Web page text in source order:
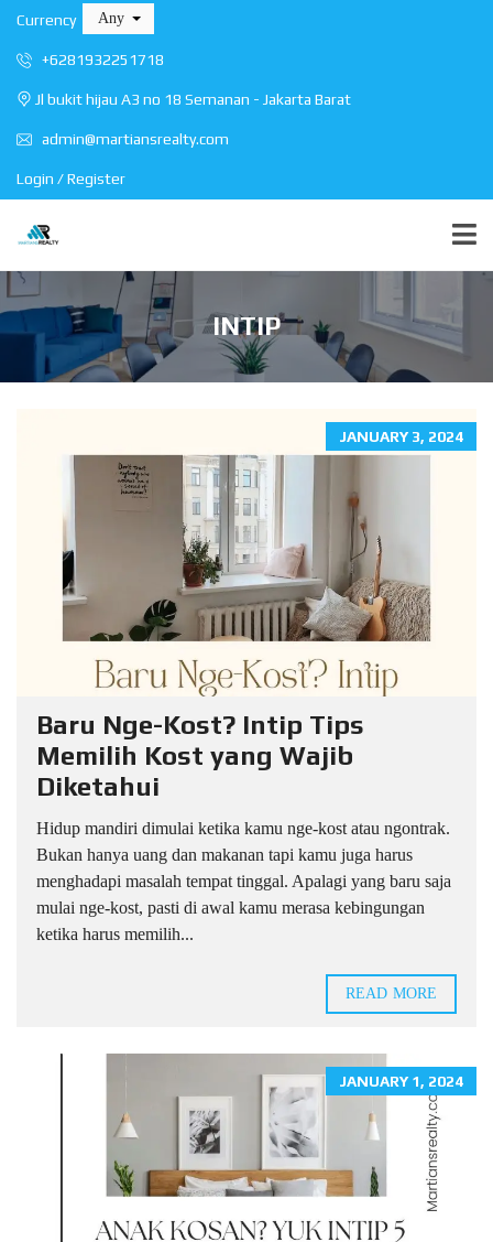
Currency Any
+6281932251718
Jl bukit hijau A3 no 18 Semanan - Jakarta Barat
admin@martiansrealty.com
Login / Register
INTIP
JANUARY 3, 2024
Baru Nge-Kost? Intip Tips
Memilih Kost yang Wajib
Diketahui
Hidup mandiri dimulai ketika kamu nge-kost atau ngontrak.
Bukan hanya uang dan makanan tapi kamu juga harus
menghadapi masalah tempat tinggal. Apalagi yang baru saja
mulai nge-kost, pasti di awal kamu merasa kebingungan
ketika harus memilih...
READ MORE
JANUARY 1, 2024